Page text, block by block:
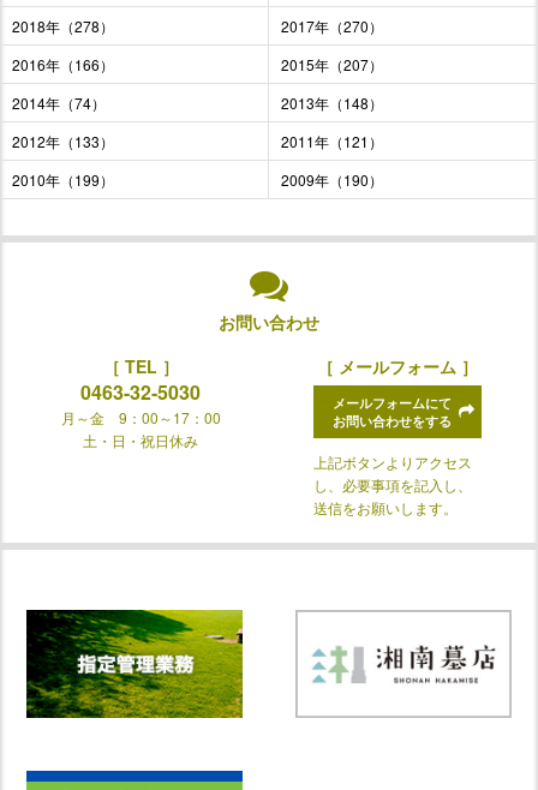
2018年（278）
2017年（270）
2016年（166）
2015年（207）
2014年（74）
2013年（148）
2012年（133）
2011年（121）
2010年（199）
2009年（190）
お問い合わせ
［ TEL ］
0463-32-5030
月～金 9：00～17：00
土・日・祝日休み
［ メールフォーム ］
メールフォームにて
お問い合わせをする
上記ボタンよりアクセス
し、必要事項を記入し、
送信をお願いします。